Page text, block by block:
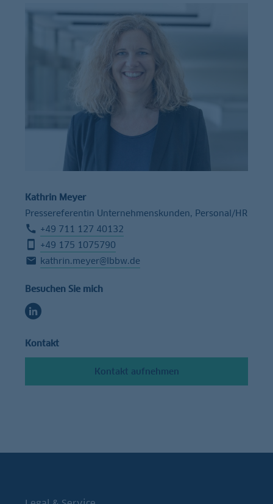
Kathrin Meyer
Pressereferentin Unternehmenskunden, Personal/HR
+49 711 127 40132
+49 175 1075790
kathrin.meyer@lbbw.de
Besuchen Sie mich
Kontakt
Kontakt aufnehmen